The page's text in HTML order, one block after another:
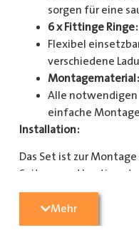
sorgen für eine
6 x Fittinge Ringe:
Flexibel
verschiedene
Montagematerial:
Alle notwendigen
einfache
Installation:
Das Set ist zur
Seitenwand bestimmt.
Mit diesem
Mehr